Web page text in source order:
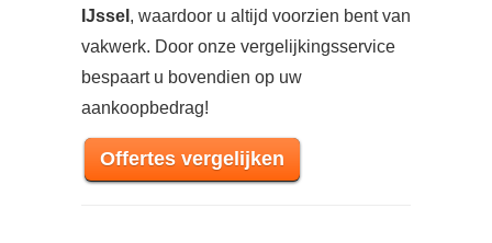
IJssel , waardoor u altijd voorzien bent van
vakwerk. Door onze vergelijkingsservice
bespaart u bovendien op uw
aankoopbedrag!
Offertes vergelijken